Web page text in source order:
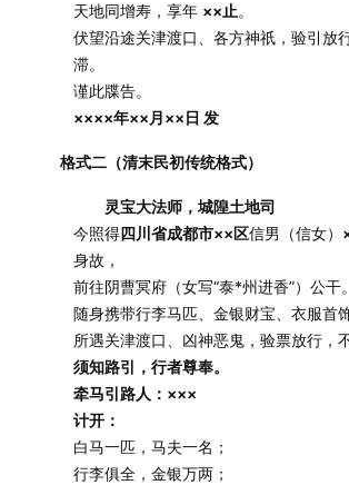
天地同增寿，享年 ××止。
伏望沿途关津渡口、各方神祇，验引放
滞。
谨此牒告。
××××年××月××日 发
格式二（清末民初传统格式）
灵宝大法师，城隍土地司
今照得四川省成都市××区信男（信女）
身故，
前往阴曹冥府（女写“泰*州进香”）公干。
随身携带行李马匹、金银财宝、衣服首
所遇关津渡口、凶神恶鬼，验票放行，
须知路引，行者尊奉。
牵马引路人：×××
计开：
白马一匹，马夫一名；
行李俱全，金银万两；